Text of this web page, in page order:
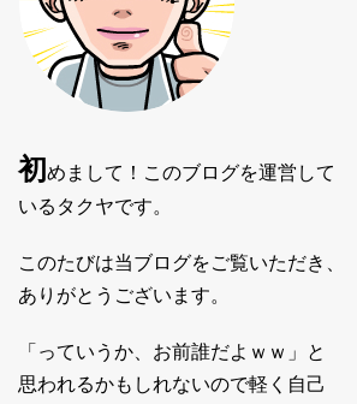
初めまして！このブログを運営して
いるタクヤです。
このたびは当ブログをご覧いただき、
ありがとうございます。
「っていうか、お前誰だよｗｗ」と
思われるかもしれないので軽く自己